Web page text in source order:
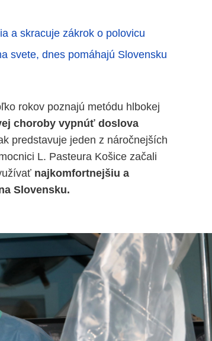
a skracuje zákrok o polovicu
svete, dnes pomáhajú Slovensku
rokov poznajú metódu hlbokej
choroby vypnúť doslova
predstavuje jeden z náročnejších
L. Pasteura Košice začali
najkomfortnejšiu a
Slovensku.